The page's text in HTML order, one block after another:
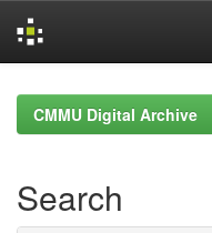
navigationCMMU Digital Archive
Search